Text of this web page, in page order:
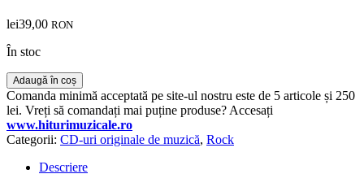
lei39,00 RON
În stoc
Cantitate
B.J.H.
–
Welcome
To
Show
Adaugă în coș
Comanda minimă acceptată pe site-ul nostru este de 5 articole și 250
lei. Vreți să comandați mai puține produse? Accesați
www.hiturimuzicale.ro
Categorii: CD-uri originale de muzică, Rock
Descriere